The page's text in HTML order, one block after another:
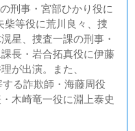
刑事・宮部ひかり役に
柴等役に荒川良々、捜
星、捜査一課の刑事・
長・岩合拓真役に伊藤
が出演。また、
る詐欺師・海藤周役
木崎竜一役に淵上泰史